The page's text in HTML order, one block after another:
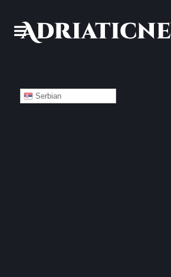
Serbian